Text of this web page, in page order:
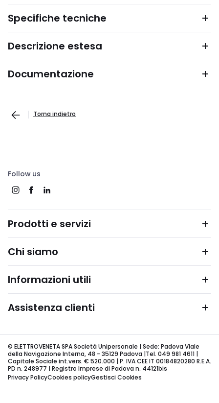
Specifiche tecniche
Descrizione estesa
Documentazione
Torna indietro
Follow us
Prodotti e servizi
Chi siamo
Informazioni utili
Assistenza clienti
© ELETTROVENETA SPA Società Unipersonale | Sede: Padova Viale
della Navigazione Interna, 48 - 35129 Padova |Tel. 049 981 4611 |
Capitale Sociale int.vers. € 520.000 | P. IVA CEE IT 00184820280 R.E.A.
PD n. 248977 | Registro Imprese di Padova n. 44121bis
Privacy PolicyCookies policyGestisci Cookies